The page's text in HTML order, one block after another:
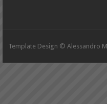
Template Design © Alessandro